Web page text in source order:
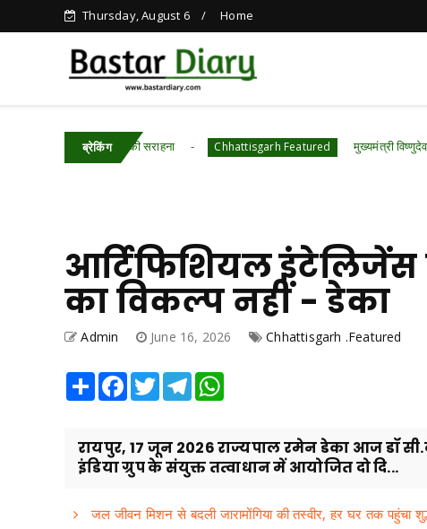
Thursday, August 6 Home
ब्रेकिंग
पहल की सराहना Chhattisgarh Featured मुख्यमंत्री विष्णुदेव साय के नेतृत्व में
आर्टिफिशियल इंटेलिजेंस
का विकल्प नहीं - डेका
Admin June 16, 2026 Chhattisgarh .Featured
Share Facebook
TwitterTelegram
रायपुर, 17 जून 2026 राज्यपाल रमेन डेका आज डॉ
इंडिया ग्रुप के संयुक्त तत्वाधान में आयोजित दो दि...
जल जीवन मिशन से बदली जारामोंगिया की तस्वीर, हर घर तक पहुंचा